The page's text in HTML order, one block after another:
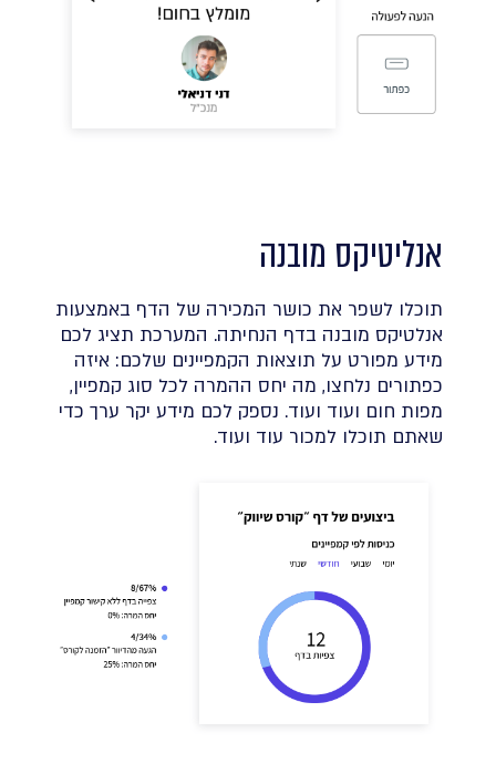
אנליטיקס מובנה
תוכלו לשפר את כושר המכירה של הדף באמצעות
אנלטיקס מובנה בדף הנחיתה. המערכת תציג לכם
מידע מפורט על תוצאות הקמפיינים שלכם: איזה
כפתורים נלחצו, מה יחס ההמרה לכל סוג קמפיין,
מפות חום ועוד ועוד. נספק לכם מידע יקר ערך כדי
שאתם תוכלו למכור עוד ועוד.